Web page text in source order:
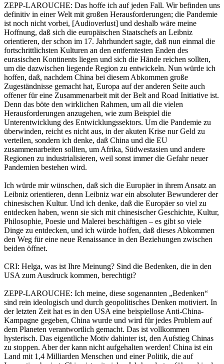
ZEPP-LAROUCHE: Das hoffe ich auf jeden Fall. Wir befinden uns
definitiv in einer Welt mit großen Herausforderungen; die Pandemie
ist noch nicht vorbei, [Audioverlust] und deshalb wäre meine
Hoffnung, daß sich die europäischen Staatschefs an Leibniz
orientieren, der schon im 17. Jahrhundert sagte, daß nun einmal die
fortschrittlichsten Kulturen an den entferntesten Enden des
eurasischen Kontinents liegen und sich die Hände reichen sollten,
um die dazwischen liegende Region zu entwickeln. Nun würde ich
hoffen, daß, nachdem China bei diesem Abkommen große
Zugeständnisse gemacht hat, Europa auf der anderen Seite auch
offener für eine Zusammenarbeit mit der Belt and Road Initiative ist.
Denn das böte den wirklichen Rahmen, um all die vielen
Herausforderungen anzugehen, wie zum Beispiel die
Unterentwicklung des Entwicklungssektors. Um die Pandemie zu
überwinden, reicht es nicht aus, in der akuten Krise nur Geld zu
verteilen, sondern ich denke, daß China und die EU
zusammenarbeiten sollten, um Afrika, Südwestasien und andere
Regionen zu industrialisieren, weil sonst immer die Gefahr neuer
Pandemien bestehen wird.
Ich würde mir wünschen, daß sich die Europäer in ihrem Ansatz an
Leibniz orientieren, denn Leibniz war ein absoluter Bewunderer der
chinesischen Kultur. Und ich denke, daß die Europäer so viel zu
entdecken haben, wenn sie sich mit chinesischer Geschichte, Kultur,
Philosophie, Poesie und Malerei beschäftigen – es gibt so viele
Dinge zu entdecken, und ich würde hoffen, daß dieses Abkommen
den Weg für eine neue Renaissance in den Beziehungen zwischen
beiden öffnet.
CRI: Helga, was ist Ihre Meinung? Sind die Bedenken, die in den
USA zum Ausdruck kommen, berechtigt?
ZEPP-LAROUCHE: Ich meine, diese sogenannten „Bedenken“
sind rein ideologisch und durch geopolitisches Denken motiviert. In
der letzten Zeit hat es in den USA eine beispiellose Anti-China-
Kampagne gegeben, China wurde und wird für jedes Problem auf
dem Planeten verantwortlich gemacht. Das ist vollkommen
hysterisch. Das eigentliche Motiv dahinter ist, den Aufstieg Chinas
zu stoppen. Aber der kann nicht aufgehalten werden! China ist ein
Land mit 1,4 Milliarden Menschen und einer Politik, die auf